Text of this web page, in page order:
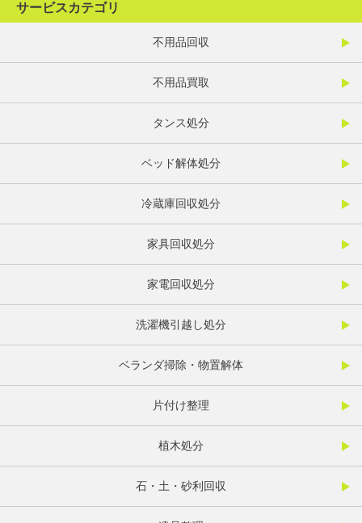
サービスカテゴリ
不用品回収
不用品買取
タンス処分
ベッド解体処分
冷蔵庫回収処分
家具回収処分
家電回収処分
洗濯機引越し処分
ベランダ掃除・物置解体
片付け整理
植木処分
石・土・砂利回収